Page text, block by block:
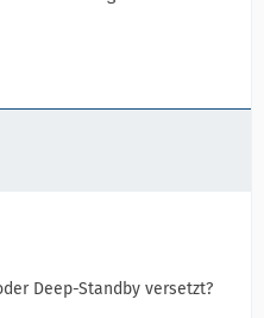
Deep-Standby versetzt?